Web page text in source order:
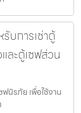
บการเช่าตู้
ละตู้เซฟส่วน
นิรภัย เพื่อใช้งาน